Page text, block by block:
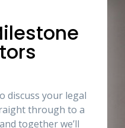
discuss your legal
through to a
together we’ll